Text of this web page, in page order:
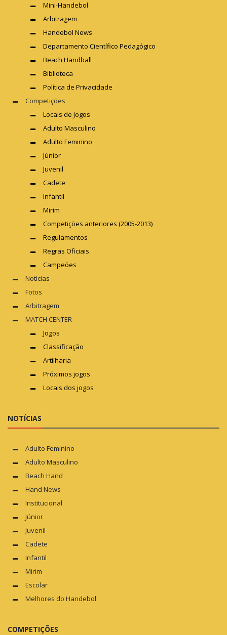
Mini-Handebol
Arbitragem
Handebol News
Departamento Científico Pedagógico
Beach Handball
Biblioteca
Política de Privacidade
Competições
Locais de Jogos
Adulto Masculino
Adulto Feminino
Júnior
Juvenil
Cadete
Infantil
Mirim
Competições anteriores (2005-2013)
Regulamentos
Regras Oficiais
Campeões
Notícias
Fotos
Arbitragem
MATCH CENTER
Jogos
Classificação
Artilharia
Próximos jogos
Locais dos jogos
NOTÍCIAS
Adulto Feminino
Adulto Masculino
Beach Hand
Hand News
Institucional
Júnior
Juvenil
Cadete
Infantil
Mirim
Escolar
Melhores do Handebol
COMPETIÇÕES